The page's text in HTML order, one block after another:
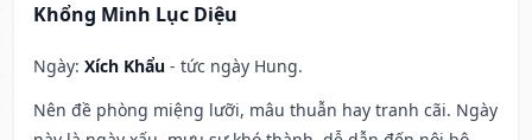
Khổng Minh Lục Diệu
Ngày: Xích Khẩu - tức ngày Hung.
Nên đề phòng miệng lưỡi, mâu thuẫn hay tranh cãi. Ngày